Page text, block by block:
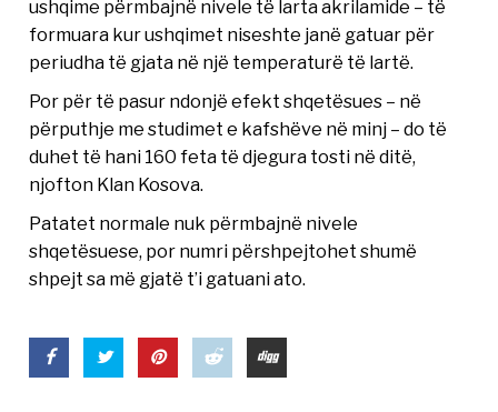
ushqime përmbajnë nivele të larta akrilamide – të
formuara kur ushqimet niseshte janë gatuar për
periudha të gjata në një temperaturë të lartë.
Por për të pasur ndonjë efekt shqetësues – në
përputhje me studimet e kafshëve në minj – do të
duhet të hani 160 feta të djegura tosti në ditë,
njofton Klan Kosova.
Patatet normale nuk përmbajnë nivele
shqetësuese, por numri përshpejtohet shumë
shpejt sa më gjatë t’i gatuani ato.